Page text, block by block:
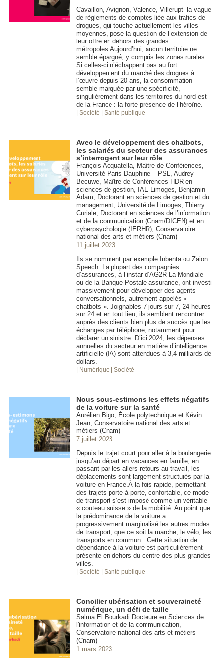
Cavaillon, Avignon, Valence, Villerupt, la vague
de règlements de comptes liée aux trafics de
drogues, qui touche actuellement les villes
moyennes, pose la question de l’extension de
leur offre en dehors des grandes
métropoles.Aujourd’hui, aucun territoire ne
semble épargné, y compris les zones rurales.
Si celles-ci n’échappent pas au fort
développement du marché des drogues à
l’œuvre depuis 20 ans, la consommation
semble marquée par une spécificité,
singulièrement dans les territoires du nord-est
de la France : la forte présence de l’héroïne.
| Société | Santé publique
Avec le développement des chatbots,
les salariés du secteur des assurances
s’interrogent sur leur rôle
François Acquatella, Maître de Conférences,
Université Paris Dauphine – PSL, Audrey
Becuwe, Maître de Conférences HDR en
sciences de gestion, IAE Limoges, Benjamin
Adam, Doctorant en sciences de gestion et du
management, Université de Limoges, Thierry
Curiale, Doctorant en sciences de l’information
et de la communication (Cnam/DICEN) et en
cyberpsychologie (IERHR), Conservatoire
national des arts et métiers (Cnam)
11 juillet 2023
Ils se nomment par exemple Inbenta ou Zaion
Speech. La plupart des compagnies
d’assurances, à l’instar d’AG2R La Mondiale
ou de la Banque Postale assurance, ont investi
massivement pour développer des agents
conversationnels, autrement appelés «
chatbots ». Joignables 7 jours sur 7, 24 heures
sur 24 et en tout lieu, ils semblent rencontrer
auprès des clients bien plus de succès que les
échanges par téléphone, notamment pour
déclarer un sinistre. D’ici 2024, les dépenses
annuelles du secteur en matière d’intelligence
artificielle (IA) sont attendues à 3,4 milliards de
dollars.
| Numérique | Société
Nous sous-estimons les effets négatifs
de la voiture sur la santé
Aurélien Bigo, École polytechnique et Kévin
Jean, Conservatoire national des arts et
métiers (Cnam)
7 juillet 2023
Depuis le trajet court pour aller à la boulangerie
jusqu’au départ en vacances en famille, en
passant par les allers-retours au travail, les
déplacements sont largement structurés par la
voiture en France.À la fois rapide, permettant
des trajets porte-à-porte, confortable, ce mode
de transport s’est imposé comme un véritable
« couteau suisse » de la mobilité. Au point que
la prédominance de la voiture a
progressivement marginalisé les autres modes
de transport, que ce soit la marche, le vélo, les
transports en commun…Cette situation de
dépendance à la voiture est particulièrement
présente en dehors du centre des plus grandes
villes.
| Société | Santé publique
Concilier ubérisation et souveraineté
numérique, un défi de taille
Salma El Bourkadi Docteure en Sciences de
l'information et de la communication,
Conservatoire national des arts et métiers
(Cnam)
1 mars 2023